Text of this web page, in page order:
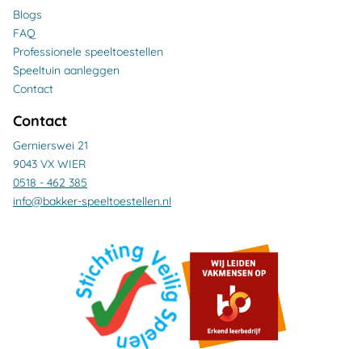
Blogs
FAQ
Professionele speeltoestellen
Speeltuin aanleggen
Contact
Contact
Gernierswei 21
9043 VX WIER
0518 - 462 385
info@bakker-speeltoestellen.nl